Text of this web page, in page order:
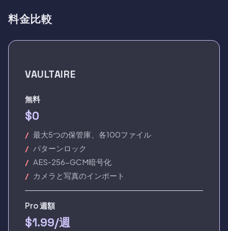
料金比較
VAULTAIRE
無料
$0
最大5つの保管庫、各100ファイル
パターンロック
AES-256-GCM暗号化
カメラと写真のインポート
Pro 週額
$1.99/週